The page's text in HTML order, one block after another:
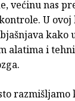
većinu nas
U
kako
alatima i